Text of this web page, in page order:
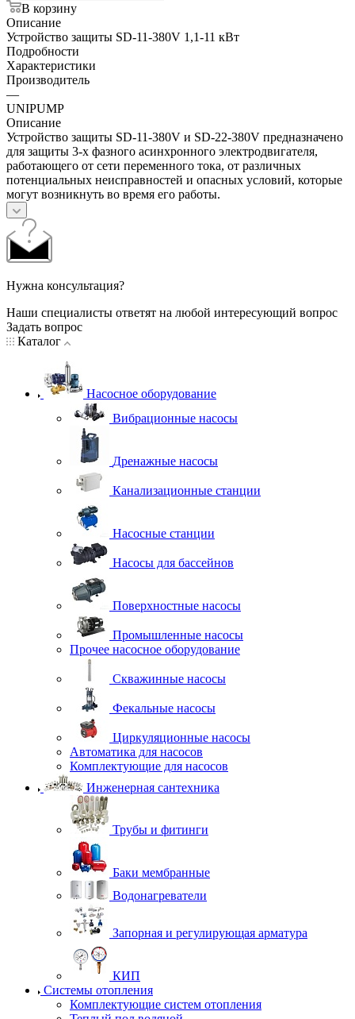
В корзину
Описание
Устройство защиты SD-11-380V 1,1-11 кВт
Подробности
Характеристики
Производитель
—
UNIPUMP
Описание
Устройство защиты SD-11-380V и SD-22-380V предназначено
для защиты 3-х фазного асинхронного электродвигателя,
работающего от сети переменного тока, от различных
потенциальных неисправностей и опасных условий, которые
могут возникнуть во время его работы.
Нужна консультация?
Наши специалисты ответят на любой интересующий вопрос
Задать вопрос
Каталог
Насосное оборудование
Вибрационные насосы
Дренажные насосы
Канализационные станции
Насосные станции
Насосы для бассейнов
Поверхностные насосы
Промышленные насосы
Прочее насосное оборудование
Скважинные насосы
Фекальные насосы
Циркуляционные насосы
Автоматика для насосов
Комплектующие для насосов
Инженерная сантехника
Трубы и фитинги
Баки мембранные
Водонагреватели
Запорная и регулирующая арматура
КИП
Системы отопления
Комплектующие систем отопления